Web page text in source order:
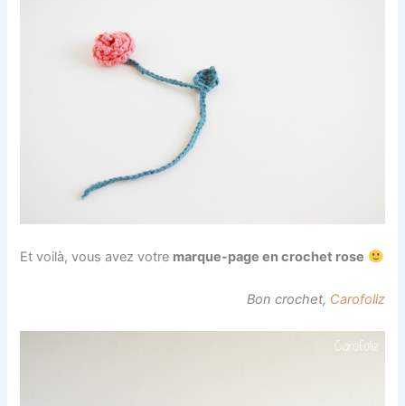
Et voilà, vous avez votre marque-page en crochet rose
Bon crochet, Carofoliz